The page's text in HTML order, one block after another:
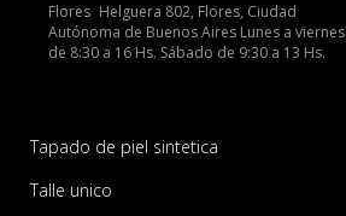
Flores Helguera 802, Flores, Ciudad
Autónoma de Buenos Aires Lunes a viernes
de 8:30 a 16 Hs. Sábado de 9:30 a 13 Hs.
Tapado de piel sintetica
Talle unico